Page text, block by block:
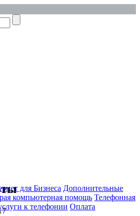
для Бизнеса Дополнительные
компьютерная помощь Телефонная
к телефонии Оплата